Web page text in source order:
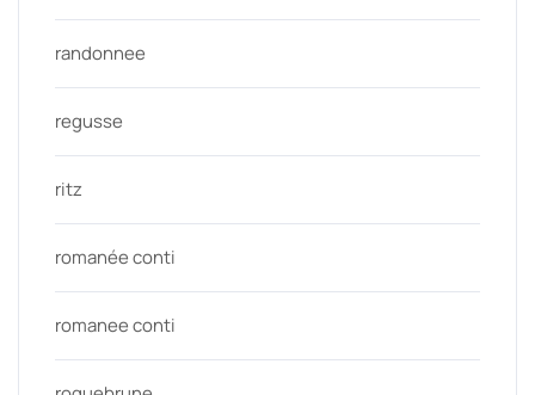
randonnee
regusse
ritz
romanée conti
romanee conti